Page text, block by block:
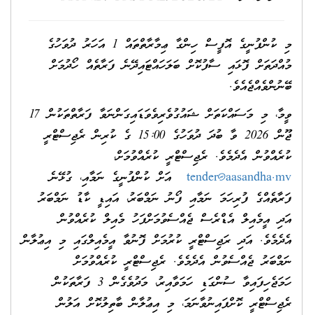
މި ކުންފުނީގެ އޮފީސް ހިންގާ ޢިމާރާތްތައް 1 އަހަރު ދުވަހުގެ
މުއްދަތަށް ފޮޅައި ސާފުކޮށް ބަލަހައްޓައިދޭނެ ފަރާތެއް ހޯދުމަށް
ބޭނުންވެއްޖެއެވެ.
ވީމާ، މި މަސައްކަތަށް ޝައުގުވެރިވެވަޑައިގަންނަވާ ފަރާތްތަކުން 17
ޖޫން 2026 ވާ ބުދަ ދުވަހުގެ 15:00 ގެ ކުރިން ރެޖިސްޓްރީ
ކުރެއްވުން އެދެމެވެ. ރެޖިސްޓްރީ ކުރެއްވުމަށް،
tender@aasandha.mv އަށް ކުންފުނީގެ ނަމާއި، ގުޅޭނެ
ފަރާތެއްގެ ފުރިހަމަ ނަމާއި ފޯނު ނަމްބަރު، އައިޑީ ކާޑު ނަމްބަރު
އަދި އީމެއިލް އެޑްރެސް ޖެއްސެވުމަށްފަހު މެއިލް ކުރެއްވުން
އެދެމެވެ. އަދި ރަޖިސްޓްރީ ކުރުމަށް ފޮނުވާ އީމެއިލްގައި މި އިޢުލާން
ނަމްބަރު ޖެއްސެވުން އެދެމެވެ. ރެޖިސްޓްރީ ކުރެއްވުމަށް
ހަމަޖެހިފައިވާ ސުންގަޑި ހަމަވާއިރު، މަދުވެގެން 3 ފަރާތަކުން
ރެޖިސްޓްރީ ކޮށްފައިނުވާނަމަ، މި އިޢުލާން ބާތިލުކޮށް އަލުން